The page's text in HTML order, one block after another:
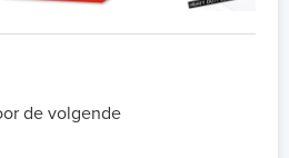
de volgende